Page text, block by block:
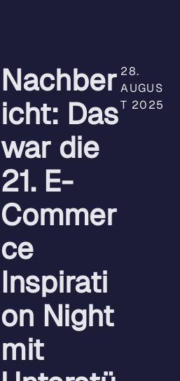
Nachber
icht: Das
war die
21. E-
Commer
ce
Inspirati
on Night
mit
28.
AUGUS
T 2025